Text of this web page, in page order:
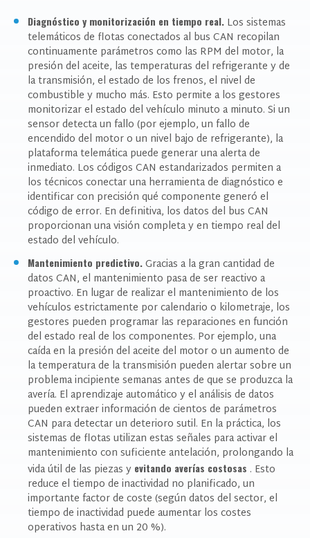
Diagnóstico y monitorización en tiempo real. Los sistemas
telemáticos de flotas conectados al bus CAN recopilan
continuamente parámetros como las RPM del motor, la
presión del aceite, las temperaturas del refrigerante y de
la transmisión, el estado de los frenos, el nivel de
combustible y mucho más. Esto permite a los gestores
monitorizar el estado del vehículo minuto a minuto. Si un
sensor detecta un fallo (por ejemplo, un fallo de
encendido del motor o un nivel bajo de refrigerante), la
plataforma telemática puede generar una alerta de
inmediato. Los códigos CAN estandarizados permiten a
los técnicos conectar una herramienta de diagnóstico e
identificar con precisión qué componente generó el
código de error. En definitiva, los datos del bus CAN
proporcionan una visión completa y en tiempo real del
estado del vehículo.
Mantenimiento predictivo.Gracias a la gran cantidad de
datos CAN, el mantenimiento pasa de ser reactivo a
proactivo. En lugar de realizar el mantenimiento de los
vehículos estrictamente por calendario o kilometraje, los
gestores pueden programar las reparaciones en función
del estado real de los componentes. Por ejemplo, una
caída en la presión del aceite del motor o un aumento de
la temperatura de la transmisión pueden alertar sobre un
problema incipiente semanas antes de que se produzca la
avería. El aprendizaje automático y el análisis de datos
pueden extraer información de cientos de parámetros
CAN para detectar un deterioro sutil. En la práctica, los
sistemas de flotas utilizan estas señales para activar el
mantenimiento con suficiente antelación, prolongando la
vida útil de las piezas y evitando averías costosas . Esto
reduce el tiempo de inactividad no planificado, un
importante factor de coste (según datos del sector, el
tiempo de inactividad puede aumentar los costes
operativos hasta en un 20 %).